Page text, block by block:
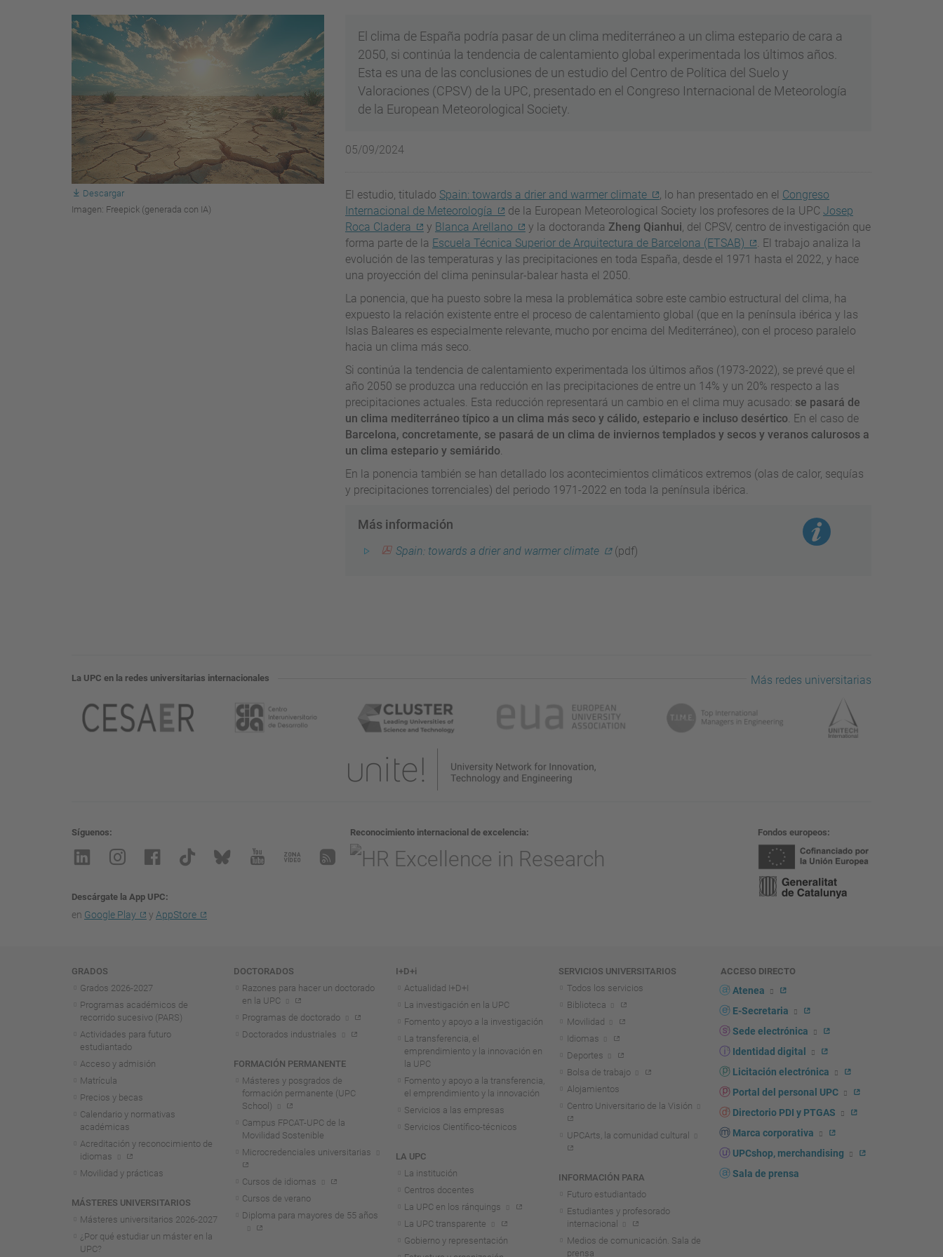
Descargar
Imagen: Freepick (generada con IA)
El clima de España podría pasar de un clima mediterráneo a un clima estepario de cara a
2050, si continúa la tendencia de calentamiento global experimentada los últimos años.
Esta es una de las conclusiones de un estudio del Centro de Política del Suelo y
Valoraciones (CPSV) de la UPC, presentado en el Congreso Internacional de Meteorología
de la European Meteorological Society.
05/09/2024
El estudio, titulado Spain: towards a drier and warmer climate , lo han presentado en el Congreso
Internacional de Meteorología
de la European Meteorological Society los profesores de la UPC Josep
Roca Cladera
y Blanca Arellano y la doctoranda Zheng Qianhui, del CPSV, centro de investigación que
forma parte de la Escuela Técnica Superior de Arquitectura de Barcelona (ETSAB)
. El trabajo analiza la
evolución de las temperaturas y las precipitaciones en toda España, desde el 1971 hasta el 2022, y hace
una proyección del clima peninsular-balear hasta el 2050.
La ponencia, que ha puesto sobre la mesa la problemática sobre este cambio estructural del clima, ha
expuesto la relación existente entre el proceso de calentamiento global (que en la península ibérica y las
Islas Baleares es especialmente relevante, mucho por encima del Mediterráneo), con el proceso paralelo
hacia un clima más seco.
Si continúa la tendencia de calentamiento experimentada los últimos años (1973-2022), se prevé que el
año 2050 se produzca una reducción en las precipitaciones de entre un 14% y un 20% respecto a las
precipitaciones actuales. Esta reducción representará un cambio en el clima muy acusado: se pasará de
un clima mediterráneo típico a un clima más seco y cálido, estepario e incluso desértico. En el caso de
Barcelona, concretamente, se pasará de un clima de inviernos templados y secos y veranos calurosos a
un clima estepario y semiárido.
En la ponencia también se han detallado los acontecimientos climáticos extremos (olas de calor, sequías
y precipitaciones torrenciales) del periodo 1971-2022 en toda la península ibérica.
Más información
Spain: towards a drier and warmer climate (pdf)
La UPC en la redes universitarias internacionales Más redes universitarias
Síguenos
Descárgate la App UPC
en Google Play y AppStore
Reconocimiento internacional de excelencia Fondos europeos
Navegación
GRADOS
Grados 2026-2027
Programas académicos de
recorrido sucesivo (PARS)
Actividades para futuro
estudiantado
Acceso y admisión
Matrícula
Precios y becas
Calendario y normativas
académicas
Acreditación y reconocimiento de
idiomas
Movilidad y prácticas
MÁSTERES UNIVERSITARIOS
Másteres universitarios 2026-2027
¿Por qué estudiar un máster en la
UPC?
DOCTORADOS
Razones para hacer un doctorado
en la UPC
Programas de doctorado
Doctorados industriales
FORMACIÓN PERMANENTE
Másteres y posgrados de
formación permanente (UPC
School)
Campus FPCAT-UPC de la
Movilidad Sostenible
Microcredenciales universitarias
Cursos de idiomas
Cursos de verano
Diploma para mayores de 55 años
I+D+i
Actualidad I+D+I
La investigación en la UPC
Fomento y apoyo a la investigación
La transferencia, el
emprendimiento y la innovación en
la UPC
Fomento y apoyo a la transferencia,
el emprendimiento y la innovación
Servicios a las empresas
Servicios Científico-técnicos
LA UPC
La institución
Centros docentes
La UPC en los ránquings
La UPC transparente
Gobierno y representación
SERVICIOS UNIVERSITARIOS
Todos los servicios
Biblioteca
Movilidad
Idiomas
Deportes
Bolsa de trabajo
Alojamientos
Centro Universitario de la Visión
UPCArts, la comunidad cultural
INFORMACIÓN PARA
Futuro estudiantado
Estudiantes y profesorado
internacional
Medios de comunicación. Sala de
prensa
ACCESO DIRECTO
Atenea
E-Secretaria
Sede electrónica
Identidad digital
Licitación electrónica
Portal del personal UPC
Directorio PDI y PTGAS
Marca corporativa
UPCshop, merchandising
Sala de prensa